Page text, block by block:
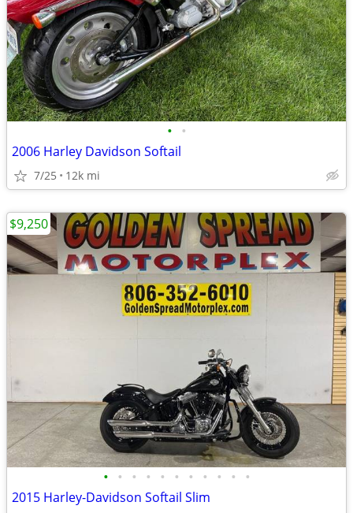
• •
2006 Harley Davidson Softail
7/25 12k mi
• • • • • • • • • • •
2015 Harley-Davidson Softail Slim
$9,250